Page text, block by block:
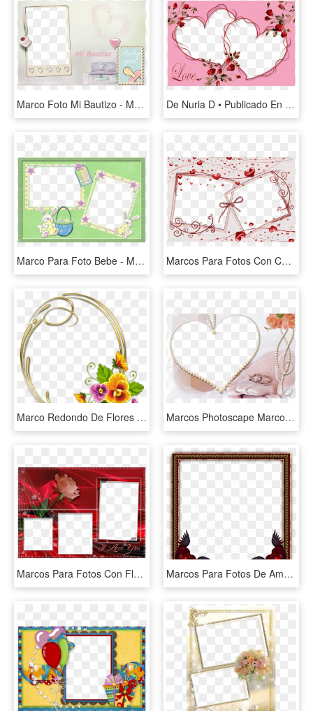
Marco Foto Mi Bautizo - Marcos Para Foto De Bautismo, HD Png Download De Nuria D • Publicado En Marcos Para Fotos Con Corazones - Marco Para Fotos De 2 Corazones, HD Png Download
Marco Para Foto Bebe - Marcos Para 2 Fotos De Bebes, HD Png Download Marcos Para Fotos Con Corazones - Marcos Para Fotos De 2, HD Png Download
Marco Redondo De Flores Para Fotos - Marcos Para Fotos Png, Transparent Png Marcos Photoscape Marco Corazones - Marco Para Foto De Matrimonio, HD Png Download
Marcos Para Fotos Con Flores Fondos De Pantalla Y Mucho - Marcos Para Fotos Parejas, HD Png Download Marcos Para Fotos De Amor, HD Png Download